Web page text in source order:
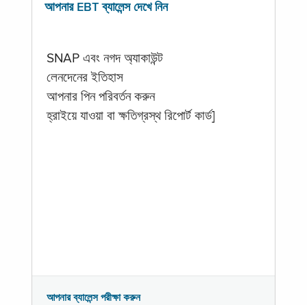
আপনার EBT ব্যালেন্স দেখে নিন
SNAP এবং নগদ অ্যাকাউন্ট
লেনদেনের ইতিহাস
আপনার পিন পরিবর্তন করুন
হ্রাইয়ে যাওয়া বা ক্ষতিগ্রস্থ রিপোর্ট কার্ড]
আপনার ব্যালেন্স পরীক্ষা করুন